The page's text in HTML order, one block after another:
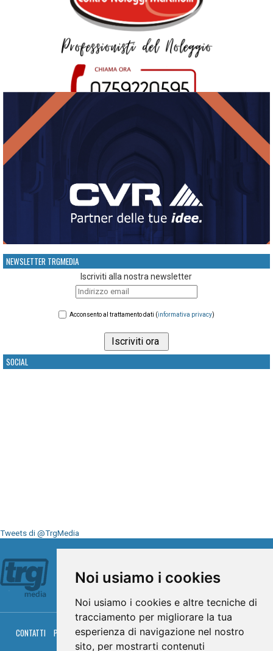
Noi usiamo i cookies
Noi usiamo i cookies e altre tecniche di
tracciamento per migliorare la tua
esperienza di navigazione nel nostro
sito, per mostrarti contenuti
NEWSLETTER TRGMEDIA
Iscriviti alla nostra newsletter
Acconsento al trattamento dati (informativa privacy)
SOCIAL
Tweets di @TrgMedia
CONTATTI PRIVACY COOKIES PALINSESTO DIRETTA TV
DIRETTA RADIO
RGM HITRADIO